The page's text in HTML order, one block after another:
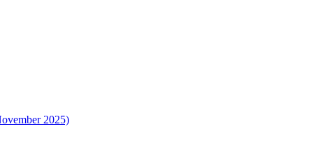
2025)